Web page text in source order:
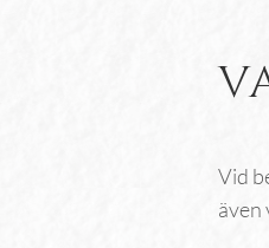
Vid
även